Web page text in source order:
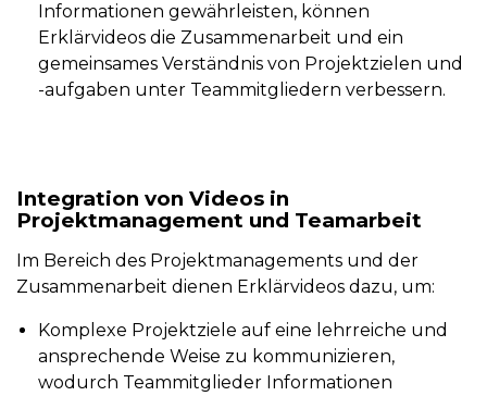
Informationen gewährleisten, können
Erklärvideos die Zusammenarbeit und ein
gemeinsames Verständnis von Projektzielen und
-aufgaben unter Teammitgliedern verbessern.
Integration von Videos in
Projektmanagement und Teamarbeit
Im Bereich des Projektmanagements und der
Zusammenarbeit dienen Erklärvideos dazu, um:
Komplexe Projektziele auf eine lehrreiche und
ansprechende Weise zu kommunizieren,
wodurch Teammitglieder Informationen